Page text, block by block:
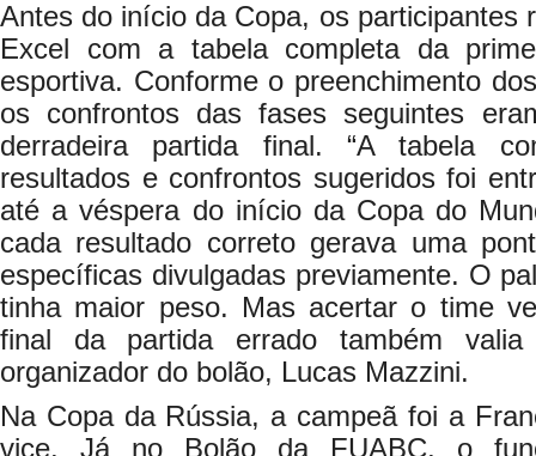
Antes do início da Copa, os participantes
Excel com a tabela completa da
esportiva. Conforme o preenchimento
os confrontos das fases seguintes
derradeira partida final. “A tabela
resultados e confrontos sugeridos foi
até a véspera do início da Copa do
cada resultado correto gerava uma
específicas divulgadas previamente. O
tinha maior peso. Mas acertar o time
final da partida errado também valia
organizador do bolão, Lucas Mazzini.
Na Copa da Rússia, a campeã foi a
vice. Já no Bolão da FUABC, o